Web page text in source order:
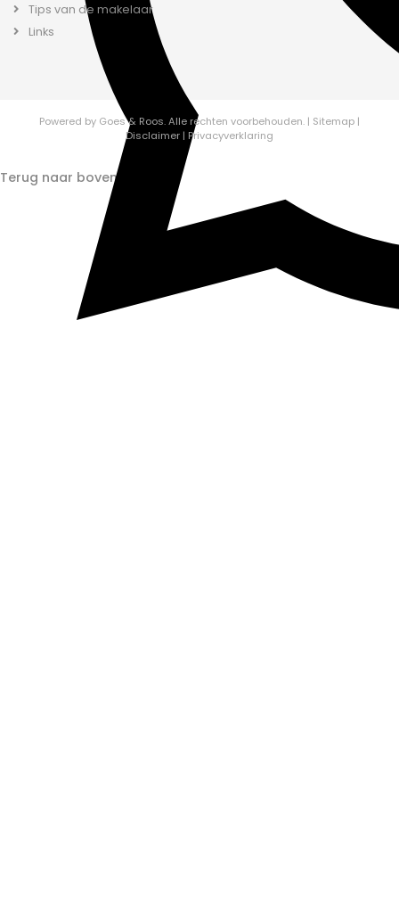
Tips van de makelaar
Links
Powered by Goes & Roos.Alle rechten voorbehouden. | Sitemap |
Disclaimer | Privacyverklaring